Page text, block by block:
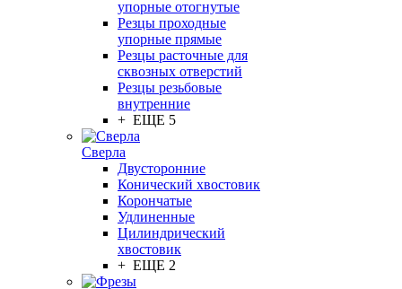
упорные отогнутые
Резцы проходные
упорные прямые
Резцы расточные для
сквозных отверстий
Резцы резьбовые
внутренние
+ ЕЩЕ 5
Сверла
Двусторонние
Конический хвостовик
Корончатые
Удлиненные
Цилиндрический
хвостовик
+ ЕЩЕ 2